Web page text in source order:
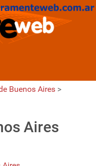
Buenos Aires >
Aires